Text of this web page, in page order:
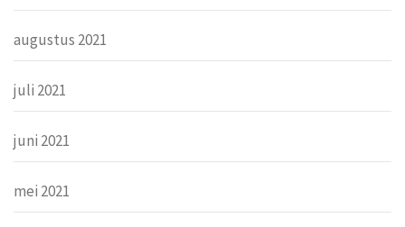
augustus 2021
juli 2021
juni 2021
mei 2021